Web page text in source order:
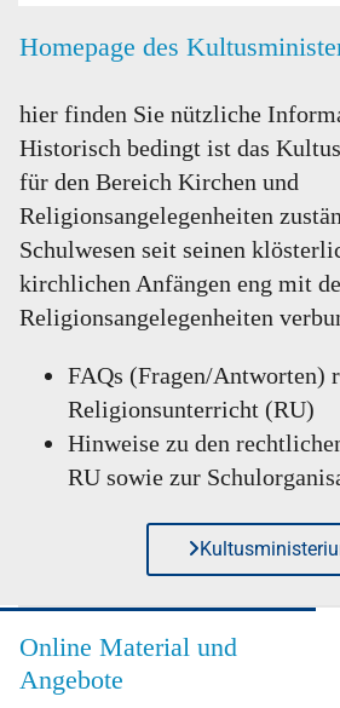
Homepage des
hier finden Sie nützliche
Historisch bedingt ist das
für den Bereich Kirchen und
Religionsangelegenheiten
Schulwesen seit seinen
kirchlichen Anfängen eng mit
Religionsangelegenheiten
FAQs (Fragen/Antworten)
Religionsunterricht (RU)
Hinweise zu den
RU sowie zur
Online Material und
Angebote